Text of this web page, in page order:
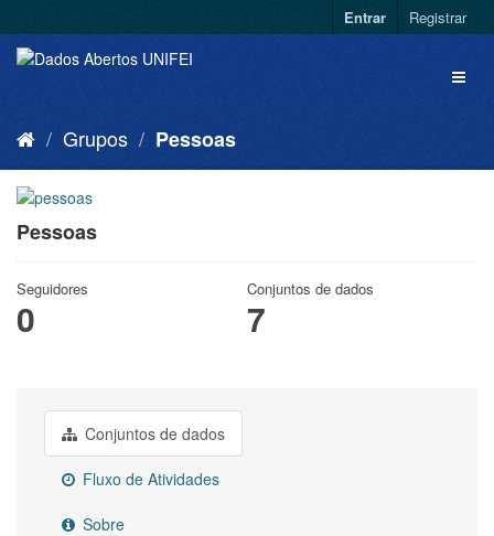
Entrar Registrar
Grupos Pessoas
Pessoas
Seguidores
0
Conjuntos de dados
7
Conjuntos de dados
Fluxo de Atividades
Sobre